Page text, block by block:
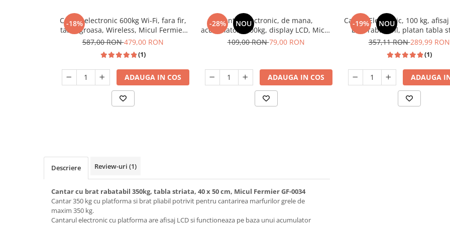
Deshidratoare carne & fructe &
Espressoare & Cafetiere
Mixere bucatarie
Prajitoare de paine
Roboti de bucatarie
Statii de calcat
Furtune & Sisteme Irigatii
Vibratoare beton
Rotopercutoare
Suflante & Aspiratoare
Surse de Curent & Panouri Solare
Taietoare de Beton & Asfalt
Trimmere & Motocoase
-18%
Cantar electronic 600kg Wi-Fi, fara fir,
tabla groasa, Wireless, Micul Fermier
GF-1120
587,00 RON479,00 RON
(1)
ADAUGA IN COS
-28% NOU
Cantar electronic, de mana,
acumulatori, 200kg, display LCD, Micul
Fermier GF-2268
109,00 RON79,00 RON
ADAUGA IN COS
-19% NOU
Cantar Electronic, 100 kg,
brat rabatabil, platan tabla
30x40 cm, Tolsen 35201
357,11 RON289,99 RON
(1)
ADAUGA
Descriere Review-uri (1)
Cantar cu brat rabatabil 350kg, tabla striata, 40 x 50 cm, Micul Fermier GF-0034
Cantar 350 kg cu platforma si brat pliabil potrivit pentru cantarirea marfurilor grele de
maxim 350 kg.
Cantarul electronic cu platforma are afisaj LCD si functioneaza pe baza unui acumulator